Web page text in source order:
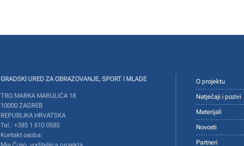
GRADSKI URED ZA OBRAZOVANJE, SPORT I MLADE
TRG MARKA MARULIĆA 18
10000 ZAGREB
REPUBLIKA HRVATSKA
Tel.: +385 1 610 0585
Kontakt osoba:
O projektu
Natječaji i pozivi
Materijali
Novosti
Partneri